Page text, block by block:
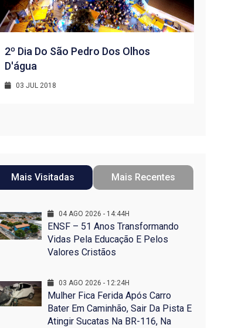
2º Dia Do São Pedro Dos Olhos
D'água
03 JUL 2018
Mais Visitadas Mais Recentes
04 AGO 2026 - 14:44H
ENSF – 51 Anos Transformando
Vidas Pela Educação E Pelos
Valores Cristãos
03 AGO 2026 - 12:24H
Mulher Fica Ferida Após Carro
Bater Em Caminhão, Sair Da Pista E
Atingir Sucatas Na BR-116, Na